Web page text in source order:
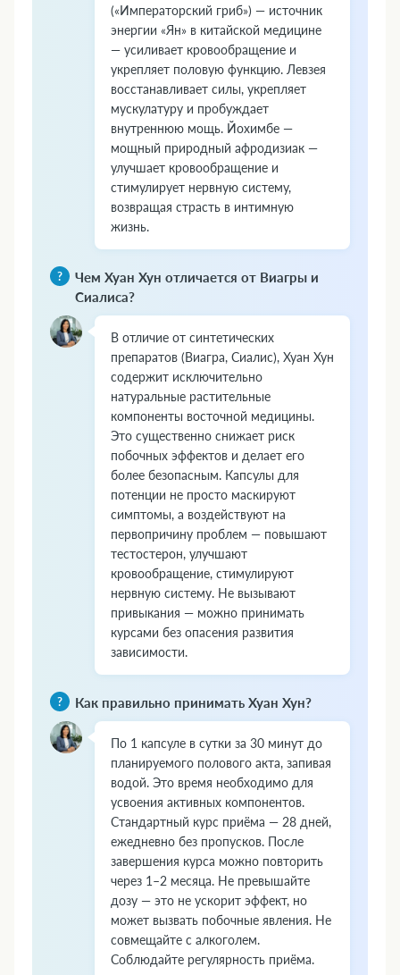
(«Императорский гриб») — источник
энергии «Ян» в китайской медицине
— усиливает кровообращение и
укрепляет половую функцию. Левзея
восстанавливает силы, укрепляет
мускулатуру и пробуждает
внутреннюю мощь. Йохимбе —
мощный природный афродизиак —
улучшает кровообращение и
стимулирует нервную систему,
возвращая страсть в интимную
жизнь.
Чем Хуан Хун отличается от Виагры и
Сиалиса?
В отличие от синтетических
препаратов (Виагра, Сиалис), Хуан Хун
содержит исключительно
натуральные растительные
компоненты восточной медицины.
Это существенно снижает риск
побочных эффектов и делает его
более безопасным. Капсулы для
потенции не просто маскируют
симптомы, а воздействуют на
первопричину проблем — повышают
тестостерон, улучшают
кровообращение, стимулируют
нервную систему. Не вызывают
привыкания — можно принимать
курсами без опасения развития
зависимости.
Как правильно принимать Хуан Хун?
По 1 капсуле в сутки за 30 минут до
планируемого полового акта, запивая
водой. Это время необходимо для
усвоения активных компонентов.
Стандартный курс приёма — 28 дней,
ежедневно без пропусков. После
завершения курса можно повторить
через 1–2 месяца. Не превышайте
дозу — это не ускорит эффект, но
может вызвать побочные явления. Не
совмещайте с алкоголем.
Соблюдайте регулярность приёма.